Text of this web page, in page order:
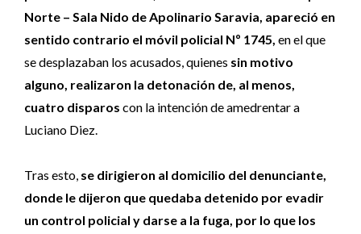
Norte – Sala Nido de Apolinario Saravia, apareció en
sentido contrario el móvil policial Nº 1745, en el que
se desplazaban los acusados, quienes sin motivo
alguno, realizaron la detonación de, al menos,
cuatro disparos con la intención de amedrentar a
Luciano Diez.
Tras esto, se dirigieron al domicilio del denunciante,
donde le dijeron que quedaba detenido por evadir
un control policial y darse a la fuga, por lo que los